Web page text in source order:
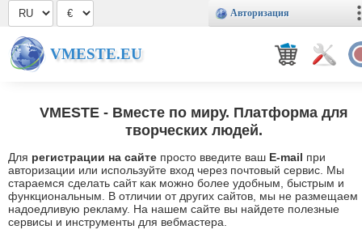
Авторизация
VMESTE.EU
VMESTE - Вместе по миру. Платформа для
творческих людей.
Для регистрации на сайте просто введите ваш E-mail при
авторизации или используйте вход через почтовый сервис. Мы
стараемся сделать сайт как можно более удобным, быстрым и
функциональным. В отличии от других сайтов, мы не размещаем
надоедливую рекламу. На нашем сайте вы найдете полезные
сервисы и инструменты для вебмастера.